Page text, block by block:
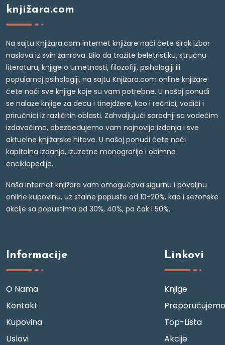
knjižara.com
Na sajtu Knjižara.com internet knjižare naći ćete širok izbor
naslova iz svih žanrova. Bilo da tražite beletristiku, stručnu
literaturu, knjige o umetnosti, filozofiji, psihologiji ili
popularnoj psihologiji, na sajtu Knjižara.com online knjižare
ćete naći sve knjige koje su vam potrebne. U našoj ponudi
se nalaze knjige za decu i tinejdžere, kao i rečnici, vodiči i
priručnici iz različitih oblasti. Zahvaljujući saradnji sa vodećim
izdavačima, obezbeđujemo vam najnovija izdanja i sve
aktuelne knjižarske hitove. U našoj ponudi ćete naći
kapitalna izdanja, izuzetne monografije i obimne
enciklopedije.
Naša internet knjižara vam omogućava sigurnu i povoljnu
online kupovinu, uz stalne popuste od 10-20%, kao i sezonske
akcije sa popustima od 30%, 40%, pa čak i 50%.
Informacije
O Nama
Kontakt
Kupovina
Uslovi
Linkovi
Knjige
Preporučujemo
Top-Lista
Akcije